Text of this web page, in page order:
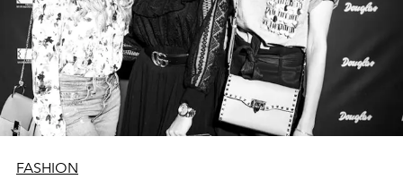
FASHION